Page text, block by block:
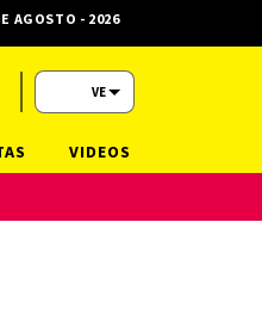
AGOSTO - 2026
VE
VIDEOS